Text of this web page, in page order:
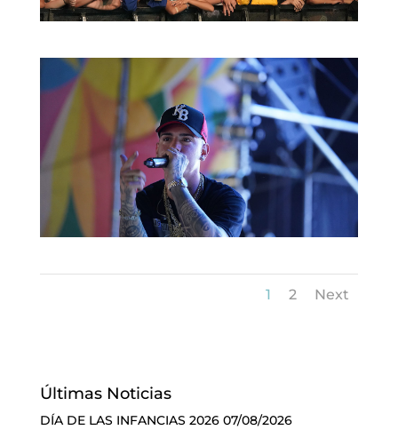
1 2 Next
Últimas Noticias
DÍA DE LAS INFANCIAS 2026 07/08/2026